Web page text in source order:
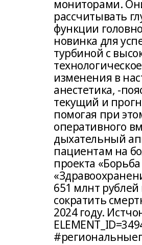
мониторами.
рассчитывать
функции
новинка для
турбиной с
изменения в
анестетика, -
текущий и
помогая при
оперативного
дыхательный
пациентам на
проекта
651 млнт
сократить
2024 году.